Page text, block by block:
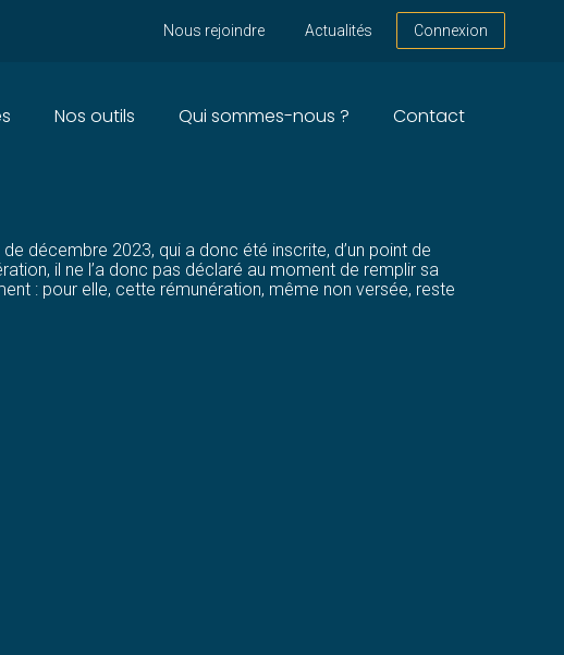
Nous rejoindre Actualités Connexion
Nos outils Qui sommes-nous ? Contact
?
décembre 2023, qui a donc été inscrite, d’un point de
il ne l’a donc pas déclaré au moment de remplir sa
: pour elle, cette rémunération, même non versée, reste